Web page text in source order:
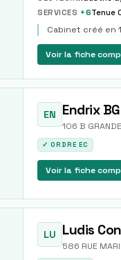
SERVICES +6
Cabinet créé en
Voir la fiche
EN Endrix
106 B
✓ ORDRE EC
Voir la fiche
LU Ludis
586 RUE